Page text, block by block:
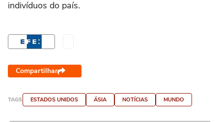
indivíduos do país.
Compartilhar
TAGS ESTADOS UNIDOS ÁSIA NOTÍCIAS MUNDO